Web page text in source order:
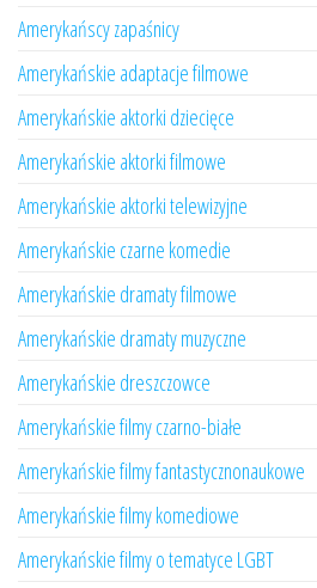
Amerykańscy zapaśnicy
Amerykańskie adaptacje filmowe
Amerykańskie aktorki dziecięce
Amerykańskie aktorki filmowe
Amerykańskie aktorki telewizyjne
Amerykańskie czarne komedie
Amerykańskie dramaty filmowe
Amerykańskie dramaty muzyczne
Amerykańskie dreszczowce
Amerykańskie filmy czarno-białe
Amerykańskie filmy fantastycznonaukowe
Amerykańskie filmy komediowe
Amerykańskie filmy o tematyce LGBT